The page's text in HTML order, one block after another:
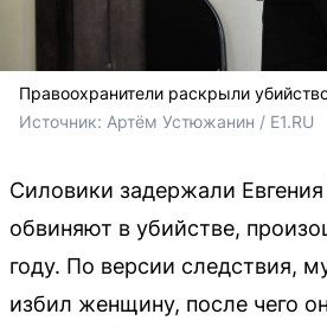
Правоохранители раскрыли
Источник: Артём Устюжанин / E1.RU
Силовики задержали
обвиняют в убийстве,
году. По версии следствия,
избил женщину, после чего